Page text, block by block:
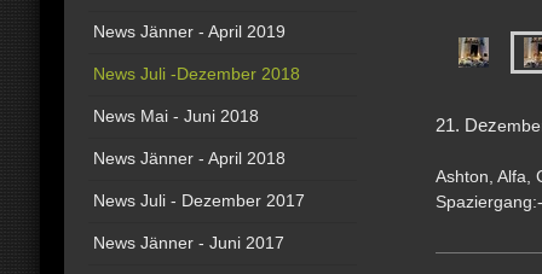
21. Dez
Ashton, Alfa,
News Jänner - April 2019
News Juli -Dezember 2018
News Mai - Juni 2018
News Jänner - April 2018
News Juli - Dezember 2017
News Jänner - Juni 2017